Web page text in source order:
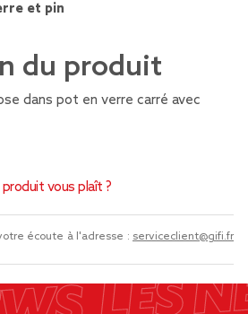
et pin
du produit
dans pot en verre carré avec
produit vous plaît ?
écoute à l'adresse : serviceclient@gifi.fr